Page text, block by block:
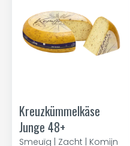
Kreuzkümmelkäse
Junge 48+
Smeuïg | Zacht | Komijn